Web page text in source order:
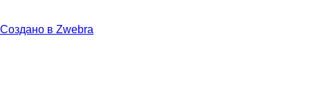
Создано в Zwebra